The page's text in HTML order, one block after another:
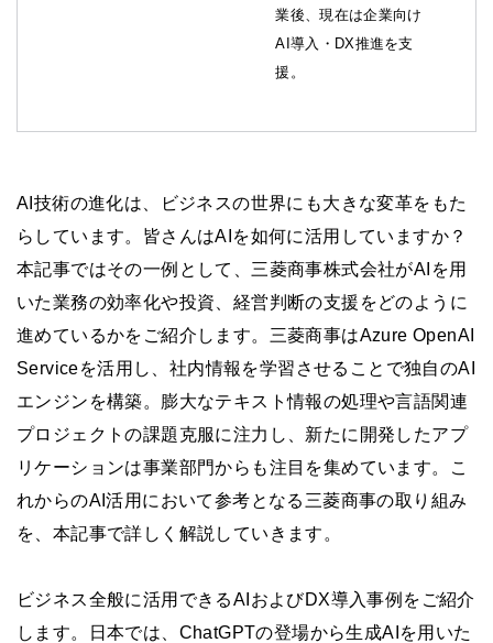
業後、現在は企業向け
AI導入・DX推進を支
援。
AI技術の進化は、ビジネスの世界にも大きな変革をもた
らしています。皆さんはAIを如何に活用していますか？
本記事ではその一例として、三菱商事株式会社がAIを用
いた業務の効率化や投資、経営判断の支援をどのように
進めているかをご紹介します。三菱商事はAzure OpenAI
Serviceを活用し、社内情報を学習させることで独自のAI
エンジンを構築。膨大なテキスト情報の処理や言語関連
プロジェクトの課題克服に注力し、新たに開発したアプ
リケーションは事業部門からも注目を集めています。こ
れからのAI活用において参考となる三菱商事の取り組み
を、本記事で詳しく解説していきます。
ビジネス全般に活用できるAIおよびDX導入事例をご紹介
します。日本では、ChatGPTの登場から生成AIを用いた